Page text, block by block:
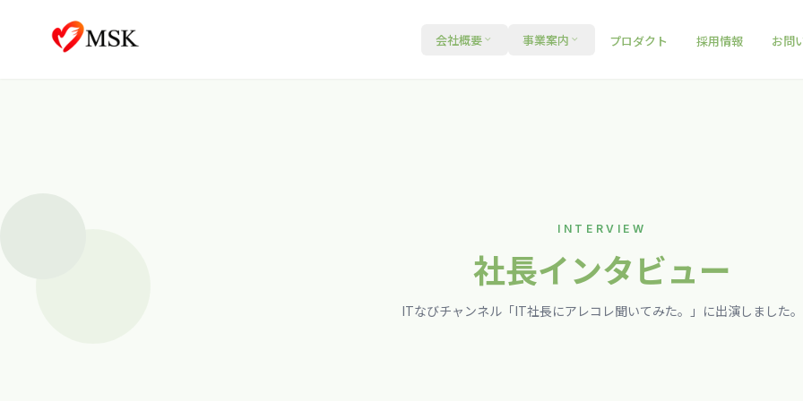
会社概要 事業案内 プロダクト 採用情報 お問
INTERVIEW
社長インタビュー
ITなびチャンネル「IT社長にアレコレ聞いてみた。」に出演しました。